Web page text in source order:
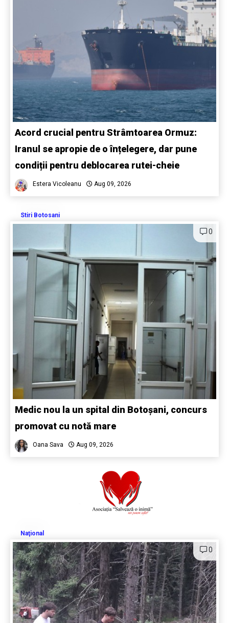
Acord crucial pentru Strâmtoarea Ormuz:
Iranul se apropie de o înțelegere, dar pune
condiții pentru deblocarea rutei-cheie
Estera Vicoleanu Aug 09, 2026
Stiri Botosani
0
Medic nou la un spital din Botoșani, concurs
promovat cu notă mare
Oana Sava Aug 09, 2026
Naţional
0